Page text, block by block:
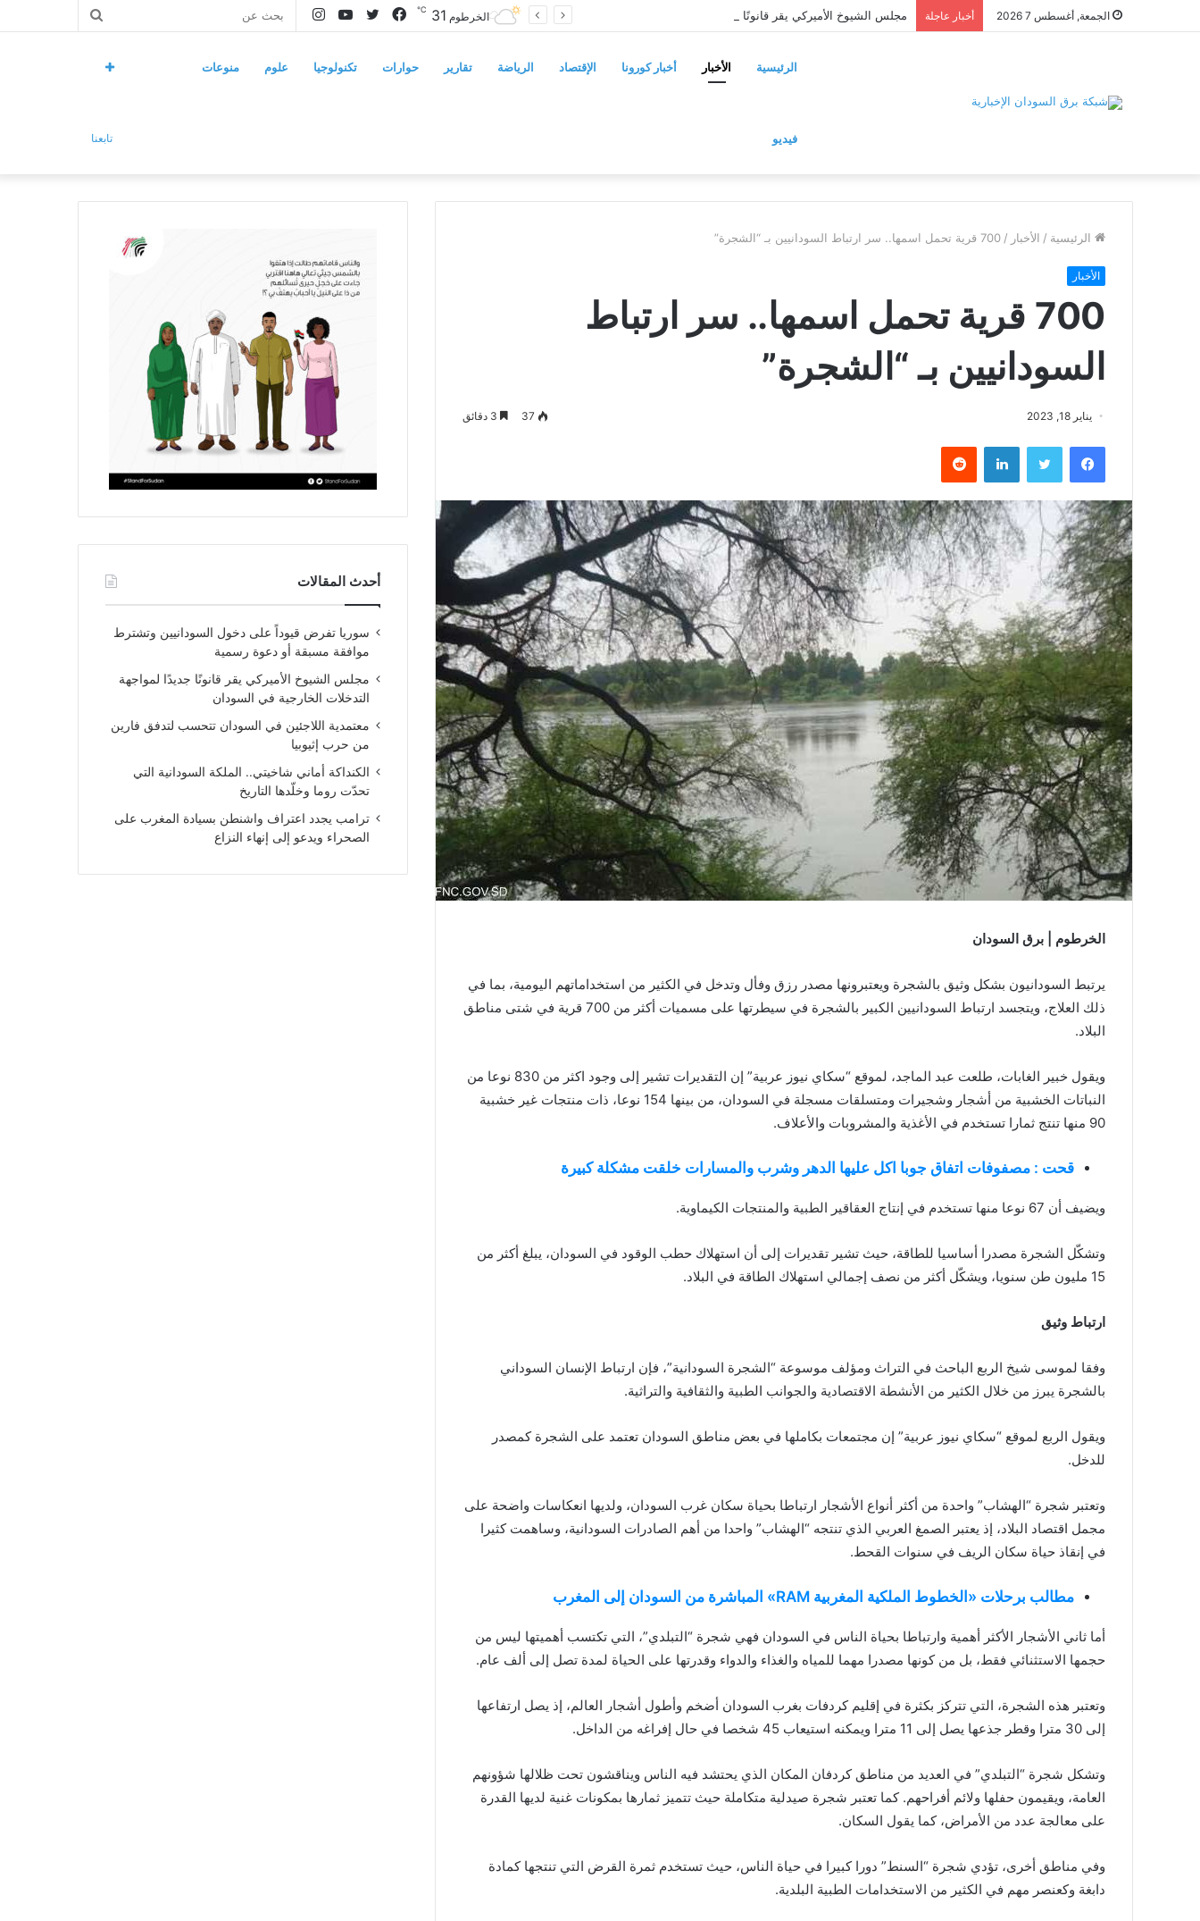
الجمعة, أغسطس 7 2026 أخبار عاجلة
بحث
انستقراميوتيوبتويتر
فيسبوك الخرطوم 31
℃
الرئيسية الأخبار أخبار كورونا الإقتصاد الرياضة تقارير حوارات تكنولوجيا علوم منوعات
فيديو تابعنا
الرئيسية / الأخبار / 700 قرية تحمل اسمها.. سر ارتباط السودانيين بـ “الشجرة”
الأخبار
700 قرية تحمل اسمها.. سر ارتباط
السودانيين بـ “الشجرة”
يناير 18, 2023 37
فيسبوك تويتر لينكدإن
الخرطوم | برق السودان
يرتبط السودانيون بشكل وثيق بالشجرة ويعتبرونها مصدر رزق وفأل وتدخل في الكثير من استخداماتهم اليومية، بما في
ذلك العلاج، ويتجسد ارتباط السودانيين الكبير بالشجرة في سيطرتها على مسميات أكثر من 700 قرية في شتى مناطق
البلاد.
ويقول خبير الغابات، طلعت عبد الماجد، لموقع “سكاي نيوز عربية” إن التقديرات تشير إلى وجود اكثر من 830 نوعا من
النباتات الخشبية من أشجار وشجيرات ومتسلقات مسجلة في السودان، من بينها 154 نوعا، ذات منتجات غير خشبية
90 منها تنتج ثمارا تستخدم في الأغذية والمشروبات والأعلاف.
قحت : مصفوفات اتفاق جوبا اكل عليها الدهر وشرب والمسارات خلقت مشكلة كبيرة
ويضيف أن 67 نوعا منها تستخدم في إنتاج العقاقير الطبية والمنتجات الكيماوية.
وتشكّل الشجرة مصدرا أساسيا للطاقة، حيث تشير تقديرات إلى أن استهلاك حطب الوقود في السودان، يبلغ أكثر من
15 مليون طن سنويا، ويشكّل أكثر من نصف إجمالي استهلاك الطاقة في البلاد.
ارتباط وثيق
وفقا لموسى شيخ الربع الباحث في التراث ومؤلف موسوعة “الشجرة السودانية”، فإن ارتباط الإنسان السوداني
بالشجرة يبرز من خلال الكثير من الأنشطة الاقتصادية والجوانب الطبية والثقافية والتراثية.
ويقول الربع لموقع “سكاي نيوز عربية” إن مجتمعات بكاملها في بعض مناطق السودان تعتمد على الشجرة كمصدر
للدخل.
وتعتبر شجرة “الهشاب” واحدة من أكثر أنواع الأشجار ارتباطا بحياة سكان غرب السودان، ولديها انعكاسات واضحة على
مجمل اقتصاد البلاد، إذ يعتبر الصمغ العربي الذي تنتجه “الهشاب” واحدا من أهم الصادرات السودانية، وساهمت كثيرا
في إنقاذ حياة سكان الريف في سنوات القحط.
مطالب برحلات «الخطوط الملكية المغربية RAM» المباشرة من السودان إلى المغرب
أما ثاني الأشجار الأكثر أهمية وارتباطا بحياة الناس في السودان فهي شجرة “التبلدي”، التي تكتسب أهميتها ليس من
حجمها الاستثنائي فقط، بل من كونها مصدرا مهما للمياه والغذاء والدواء وقدرتها على الحياة لمدة تصل إلى ألف عام.
وتعتبر هذه الشجرة، التي تتركز بكثرة في إقليم كردفات بغرب السودان أضخم وأطول أشجار العالم، إذ يصل ارتفاعها
إلى 30 مترا وقطر جذعها يصل إلى 11 مترا ويمكنه استيعاب 45 شخصا في حال إفراغه من الداخل.
وتشكل شجرة “التبلدي” في العديد من مناطق كردفان المكان الذي يحتشد فيه الناس ويناقشون تحت ظلالها شؤونهم
العامة، ويقيمون حفلها ولائم أفراحهم. كما تعتبر شجرة صيدلية متكاملة حيث تتميز ثمارها بمكونات غنية لديها القدرة
على معالجة عدد من الأمراض، كما يقول السكان.
وفي مناطق أخرى، تؤدي شجرة “السنط” دورا كبيرا في حياة الناس، حيث تستخدم ثمرة القرض التي تنتجها كمادة
دابغة وكعنصر مهم في الكثير من الاستخدامات الطبية البلدية.
أحدث المقالات
سوريا تفرض قيوداً على دخول السودانيين وتشترط
موافقة مسبقة أو دعوة رسمية
مجلس الشيوخ الأميركي يقر قانونًا جديدًا لمواجهة
التدخلات الخارجية في السودان
معتمدية اللاجئين في السودان تتحسب لتدفق فارين
من حرب إثيوبيا
الكنداكة أماني شاخيتي.. الملكة السودانية التي
تحدّت روما وخلّدها التاريخ
ترامب يجدد اعتراف واشنطن بسيادة المغرب على
الصحراء ويدعو إلى إنهاء النزاع